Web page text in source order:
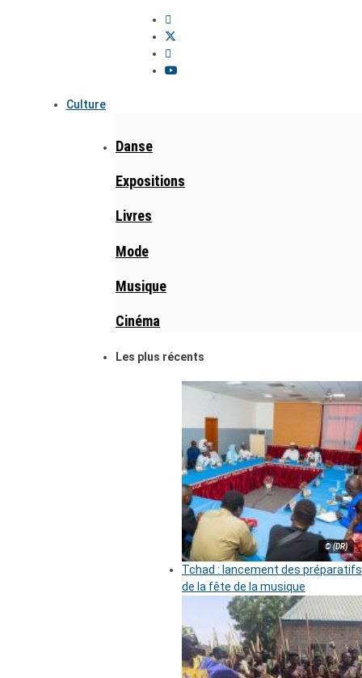
Culture
Danse
Expositions
Livres
Mode
Musique
Cinéma
Les plus récents
© (DR)
Tchad : lancement des préparatifs
de la fête de la musique